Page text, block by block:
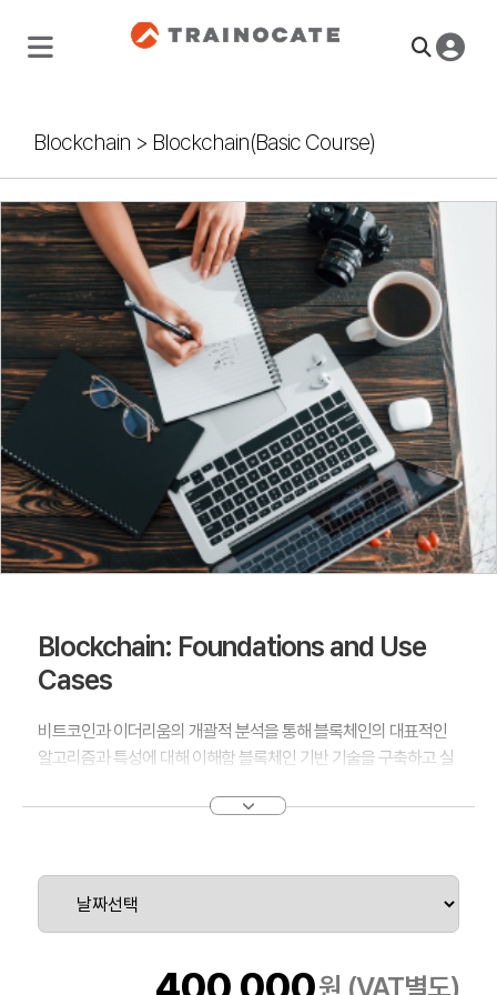
Blockchain > Blockchain(Basic Course)
Blockchain: Foundations and Use
Cases
비트코인과 이더리움의 개괄적 분석을 통해 블록체인의 대표적인
알고리즘과 특성에 대해 이해함 블록체인 기반 기술을 구축하고 실
원 (VAT별도)